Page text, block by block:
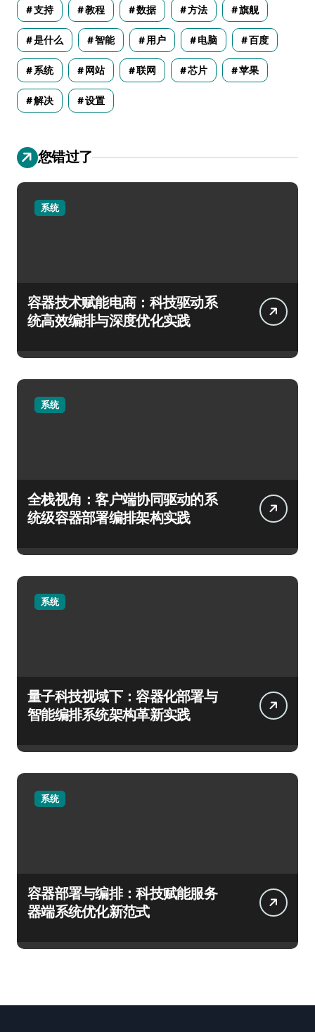
支持 教程 数据 方法 旗舰
是什么 智能 用户 电脑 百度
系统 网站 联网 芯片 苹果
解决 设置
您错过了
系统
容器技术赋能电商：科技驱动系
统高效编排与深度优化实践
系统
全栈视角：客户端协同驱动的系
统级容器部署编排架构实践
系统
量子科技视域下：容器化部署与
智能编排系统架构革新实践
系统
容器部署与编排：科技赋能服务
器端系统优化新范式